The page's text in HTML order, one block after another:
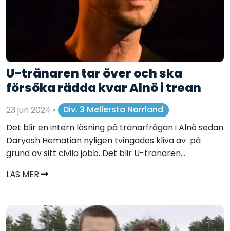
U-tränaren tar över och ska
försöka rädda kvar Alnö i trean
23 jun 2024 •
Div. 3 Mellersta Norrland
Det blir en intern lösning på tränarfrågan i Alnö sedan
Daryosh Hematian nyligen tvingades kliva av på
grund av sitt civila jobb. Det blir U-tränaren...
LÄS MER